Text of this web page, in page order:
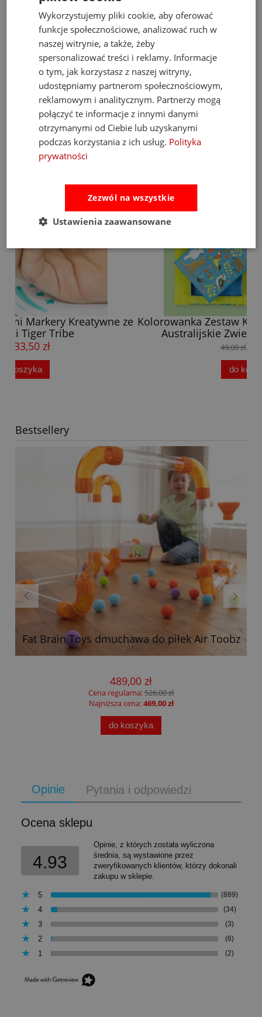
Mniej schylania się po zabawki.
Więcej spokoju podczas posiłków.
I szczęśliwsze dziecko.
Zobacz także
Kolorowanka Zestaw Kreatywny z Flamastrami
Australijskie Zwierzęta Tiger Tribe 4+
Bestsellery
Fat Brain Toys dmuchawa do piłek Air Toobz
489,00 zł
Cena regularna:526,00 zł
Najniższa cena:469,00 zł
do koszyka
Opinie Pytania i odpowiedzi
Ocena sklepu
4.93
Opinie, z których została wyliczona
średnia, są wystawione przez
zweryfikowanych klientów, którzy dokonali
zakupu w sklepie.
5 (889)
4 (34)
3 (3)
2 (6)
1 (2)
Wykorzystujemy pliki cookie, aby oferować
funkcje społecznościowe, analizować ruch w
naszej witrynie, a także, żeby
spersonalizować treści i reklamy. Informacje
o tym, jak korzystasz z naszej witryny,
udostępniamy partnerom społecznościowym,
reklamowym i analitycznym. Partnerzy mogą
połączyć te informacje z innymi danymi
otrzymanymi od Ciebie lub uzyskanymi
podczas korzystania z ich usług. Polityka
prywatności
Zezwól na wszystkie
Ustawienia zaawansowane